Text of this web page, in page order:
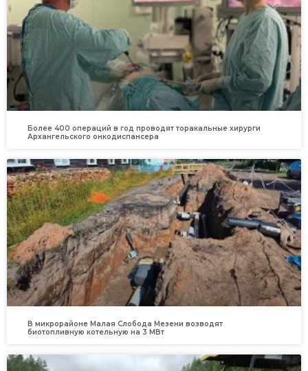
Более 400 операций в год проводят торакальные хирурги
Архангельского онкодиспансера
В микрорайоне Малая Слобода Мезени возводят
биотопливную котельную на 3 МВт